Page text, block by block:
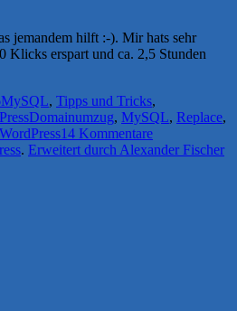
jemandem hilft :-). Mir hats sehr
Klicks erspart und ca. 2,5 Stunden
Kategorien
MySQL, Tipps und Tricks,
Schlagwörter
Domainumzug, MySQL, Replace,
WordPress14 Kommentarezu
Links
. Erweitert durch Alexander Fischer